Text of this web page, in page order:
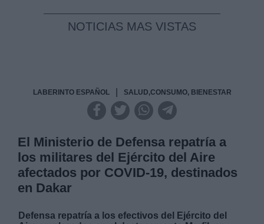
NOTICIAS MAS VISTAS
LABERINTO ESPAÑOL SALUD,CONSUMO, BIENESTAR
El Ministerio de Defensa repatría a
los militares del Ejército del Aire
afectados por COVID-19, destinados
en Dakar
Defensa repatría a los efectivos del Ejército del